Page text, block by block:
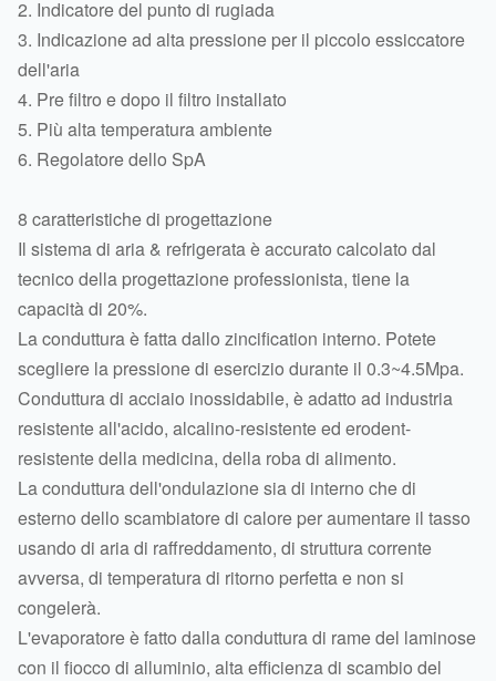
2. Indicatore del punto di rugiada
3. Indicazione ad alta pressione per il piccolo essiccatore
dell'aria
4. Pre filtro e dopo il filtro installato
5. Più alta temperatura ambiente
6. Regolatore dello SpA
8 caratteristiche di progettazione
Il sistema di aria & refrigerata è accurato calcolato dal
tecnico della progettazione professionista, tiene la
capacità di 20%.
La conduttura è fatta dallo zincification interno. Potete
scegliere la pressione di esercizio durante il 0.3~4.5Mpa.
Conduttura di acciaio inossidabile, è adatto ad industria
resistente all'acido, alcalino-resistente ed erodent-
resistente della medicina, della roba di alimento.
La conduttura dell'ondulazione sia di interno che di
esterno dello scambiatore di calore per aumentare il tasso
usando di aria di raffreddamento, di struttura corrente
avversa, di temperatura di ritorno perfetta e non si
congelerà.
L'evaporatore è fatto dalla conduttura di rame del laminose
con il fiocco di alluminio, alta efficienza di scambio del